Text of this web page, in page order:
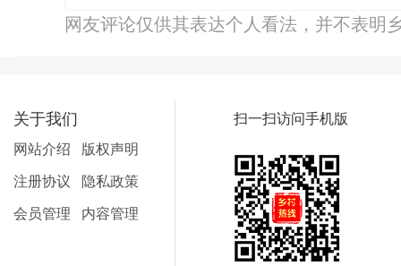
网友评论仅供其表达个人看法，并不表明
关于我们
网站介绍
版权声明
注册协议
隐私政策
会员管理
内容管理
扫一扫访问手机版